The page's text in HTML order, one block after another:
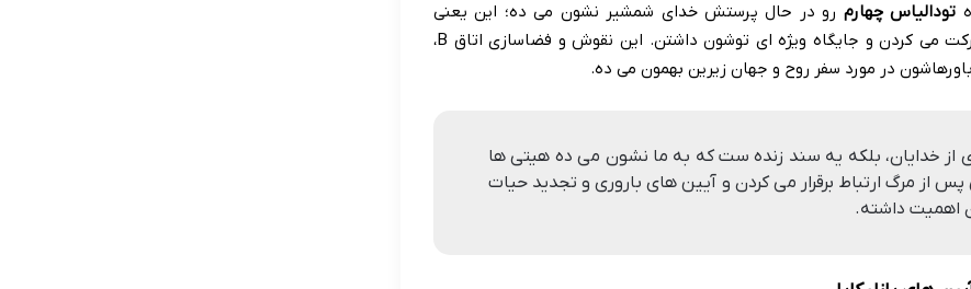
تودالیاس چهارم رو در حال پرستش خدای شمشیر نشون می ده؛ این یعنی
پادشاهان هم تو این آیین های مهم شرکت می کردن و جایگاه ویژه ای توشون داشتن. این نقوش و فضاسازی اتاق B،
در مورد سفر روح و جهان زیرین بهمون می ده.
از خدایان، بلکه یه سند زنده ست که به ما نشون می ده هیتی ها
پس از مرگ ارتباط برقرار می کردن و آیین های باروری و تجدید حیات
اهمیت داشته.